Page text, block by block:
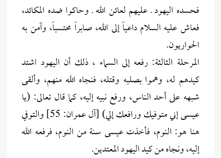
فحسده اليهود ـ عليهم لعائن الله ـ وحاكوا ضده المكائد،
فعاش عليه السلام داعياً إلى الله، صابراً محتسباً، وآمن به
الحواريون.
المرحلة الثالثة: رفعه إلى السماء ، ذلك أن اليهود اشتد
كيدهم له، وهموا بصلبه وقتله، فنجاه الله منهم، وألقى
شبهه على أحد الناس، ورفع نبيه إليه، كما قال تعالى: (يا
عيسى إني متوفيك ورافعك إلي) [آل عمران: 55] والتوفي
هنا هو: النوم، فأخذت عيسى سنة من النوم، فرفعه الله
إليه، ونجاه من كيد اليهود المعتدين.